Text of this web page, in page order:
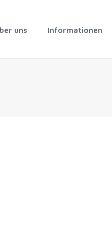
uns Informationen